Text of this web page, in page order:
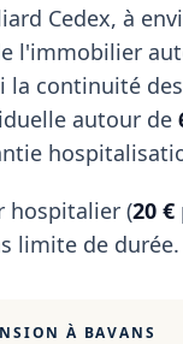
Cedex, à
l'immobilier
continuité
autour de
hospitalier (20 €
limite de durée.
À BAVANS